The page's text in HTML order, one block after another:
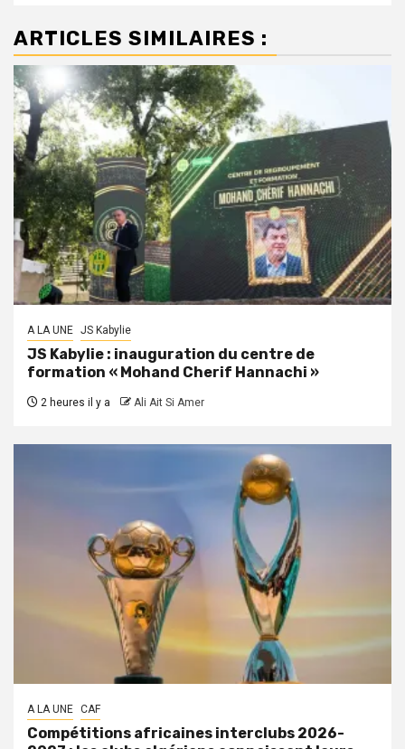
ARTICLES SIMILAIRES :
A LA UNE JS Kabylie
JS Kabylie : inauguration du centre de
formation « Mohand Cherif Hannachi »
2 heures il y a Ali Ait Si Amer
A LA UNE CAF
Compétitions africaines interclubs 2026-